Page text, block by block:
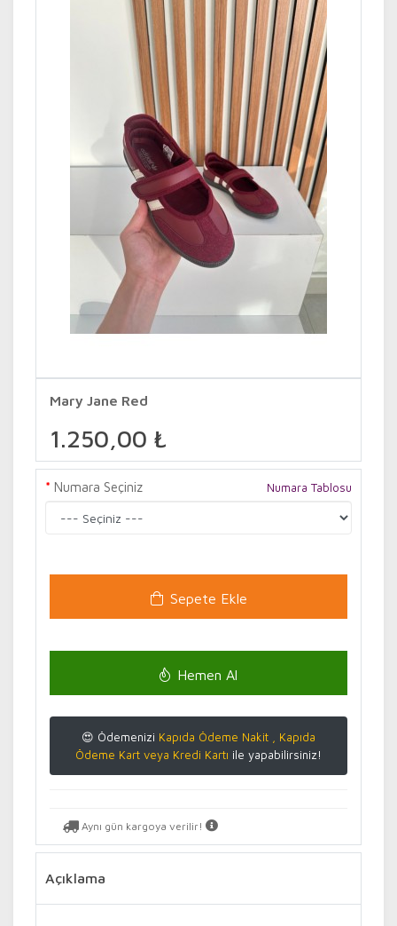
Mary Jane Red
1.250,00 ₺
Numara Seçiniz Numara Tablosu
Sepete Ekle
Hemen Al
😍 Ödemenizi Kapıda Ödeme Nakit , Kapıda
Ödeme Kart veya Kredi Kartı ile yapabilirsiniz!
Aynı gün kargoya verilir!
Açıklama